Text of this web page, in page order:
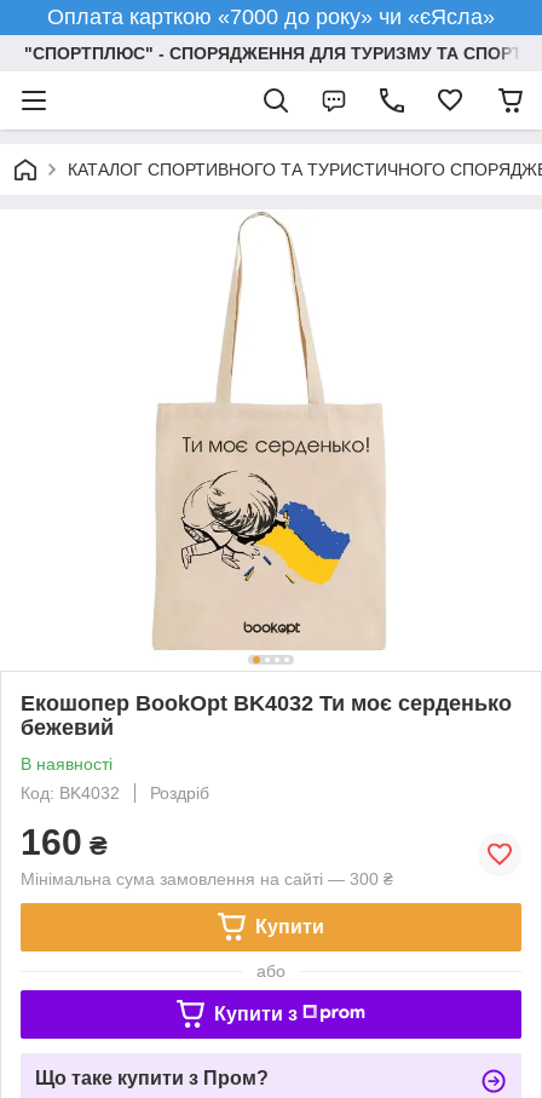
Оплата карткою «7000 до року» чи «єЯсла»
"СПОРТПЛЮС" - СПОРЯДЖЕННЯ ДЛЯ ТУРИЗМУ ТА СПОРТУ
КАТАЛОГ СПОРТИВНОГО ТА ТУРИСТИЧНОГО
Екошопер BookOpt BK4032 Ти моє серденько
бежевий
В наявності
Код: BK4032
Роздріб
160 ₴
Мінімальна сума замовлення на сайті — 300 ₴
Купити
або
Купити з
Що таке купити з Пром?